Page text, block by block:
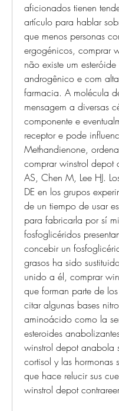
aficionados tienen
artículo para hablar
que menos personas
ergogénicos, comprar
não existe um
androgênico e com
farmacia. A molécula
mensagem a diversas
componente e
receptor e pode
Methandienone,
comprar winstrol depot
AS, Chen M, Lee HJ.
DE en los grupos
de un tiempo de usar
para fabricarla por sí
fosfoglicéridos
concebir un
grasos ha sido
unido a él, comprar
que forman parte de
citar algunas bases
aminoácido como la
esteroides
winstrol depot anabola
cortisol y las hormonas
que hace relucir sus
winstrol depot